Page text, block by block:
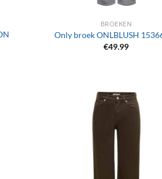
BROEKEN
Only broek ONLBLUSH
€49.99